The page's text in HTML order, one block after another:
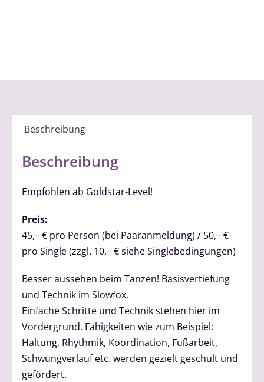
Beschreibung
Beschreibung
Empfohlen ab Goldstar-Level!
Preis:
45,– € pro Person (bei Paaranmeldung) / 50,– €
pro Single (zzgl. 10,– € siehe Singlebedingungen)
Besser aussehen beim Tanzen! Basisvertiefung
und Technik im Slowfox.
Einfache Schritte und Technik stehen hier im
Vordergrund. Fähigkeiten wie zum Beispiel:
Haltung, Rhythmik, Koordination, Fußarbeit,
Schwungverlauf etc. werden gezielt geschult und
gefördert.